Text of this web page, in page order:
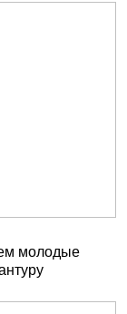
молодые